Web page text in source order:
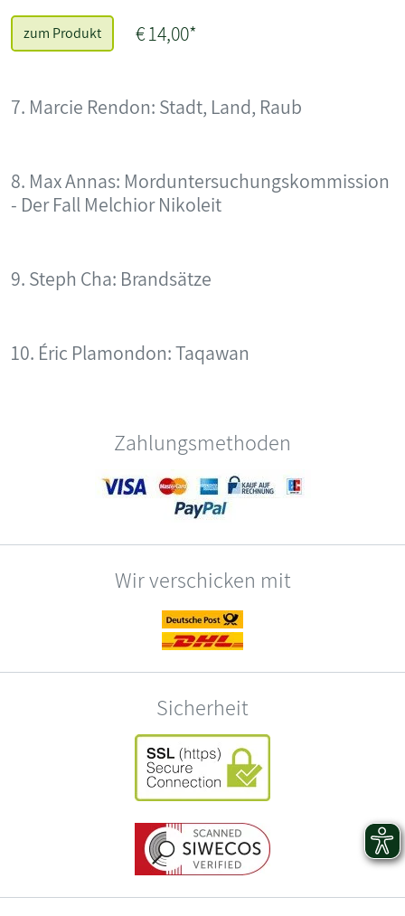
zum Produkt € 14,00*
7. Marcie Rendon: Stadt, Land, Raub
8. Max Annas: Morduntersuchungskommission
- Der Fall Melchior Nikoleit
9. Steph Cha: Brandsätze
10. Éric Plamondon: Taqawan
Zahlungsmethoden
Wir verschicken mit
Sicherheit